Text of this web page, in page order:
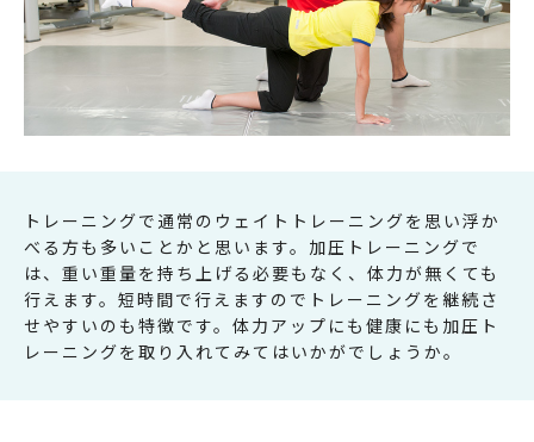
トレーニングで通常のウェイトトレーニングを思い浮か
べる方も多いことかと思います。加圧トレーニングで
は、重い重量を持ち上げる必要もなく、体力が無くても
行えます。短時間で行えますのでトレーニングを継続さ
せやすいのも特徴です。体力アップにも健康にも加圧ト
レーニングを取り入れてみてはいかがでしょうか。